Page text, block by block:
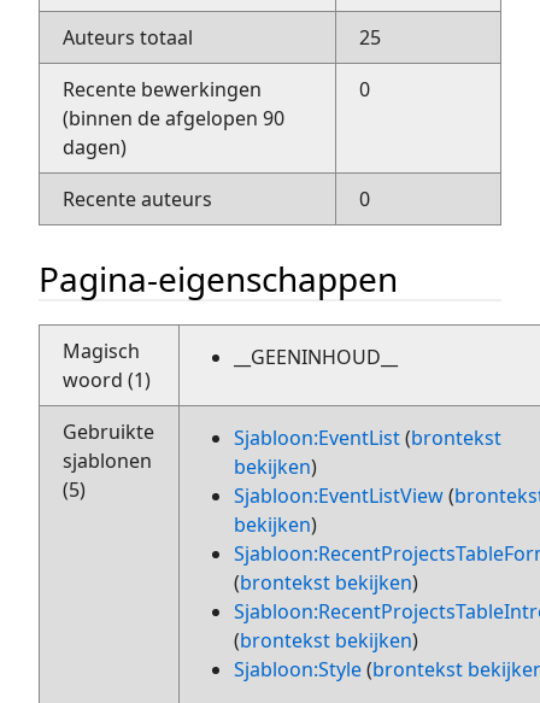
Auteurs totaal
25
Recente bewerkingen
(binnen de afgelopen 90
dagen)
0
Recente auteurs 0
Pagina-eigenschappen
Magisch
woord (1)
__GEENINHOUD__
Gebruikte
sjablonen
(5)
Sjabloon:EventList(brontekst
bekijken)
Sjabloon:EventListView(
bekijken)
(brontekst bekijken)
(brontekst bekijken)
Sjabloon:Style(brontekst